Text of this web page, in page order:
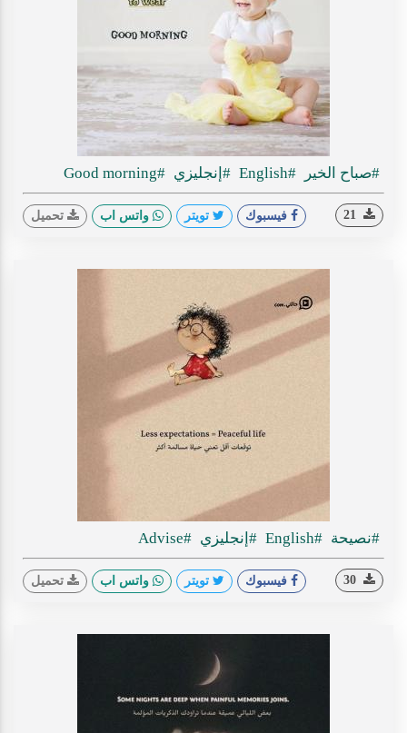
#صباح الخير #English #إنجليزي #Good morning
فيسبوك تويتر واتس اب تحميل
#نصيحة #English #إنجليزي #Advise
فيسبوك تويتر واتس اب تحميل